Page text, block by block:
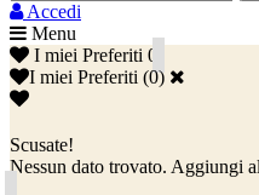
Accedi
Menu
I miei Preferiti 0
I miei Preferiti (0)
Scusate!
Nessun dato trovato. Aggiungi